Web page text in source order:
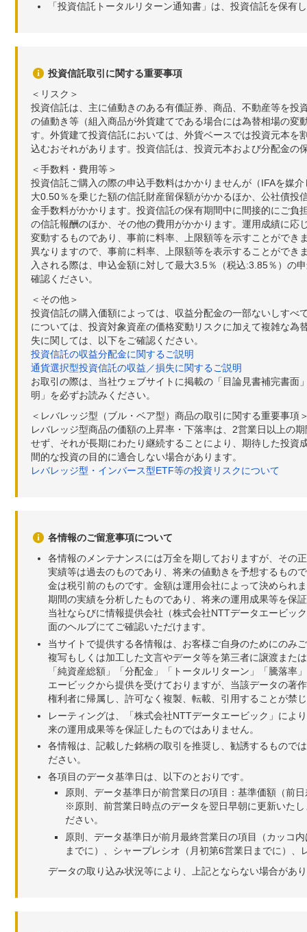
「投資信託トータルリターン通知書」は、投資信託を保有
投資信託取引に関する重要事項
＜リスク＞
投資信託は、主に値動きのある有価証券、商品、不動産等を
の値動き等（組入商品が外貨建てである場合には為替相場の
す。外貨建て投資信託においては、外貨ベースでは投資元本
込むおそれがあります。投資信託は、投資元本および分配金の
＜手数料・費用等＞
投資信託ご購入の際の申込手数料はかかりませんが（IFAを媒
大0.50％を乗じた額の信託財産留保額がかかるほか、公社債
金手数料がかかります。投資信託の保有期間中に間接的にご
の信託報酬のほか、その他の費用がかかります。運用成績に
変動するものであり、事前に料率、上限額等を示すことがで
異なりますので、事前に料率、上限額等を表示することがで
入される際は、申込金額に対して最大3.5％（税込:3.85％）の
確認ください。
＜その他＞
投資信託の購入価額によっては、収益分配金の一部ないしす
については、投資対象資産の価格変動リスクに加えて複雑な
失に関しては、以下をご確認ください。
投資信託の収益分配金に関するご説明
通貨選択型投資信託の収益／損失に関するご説明
お取引の際は、当社ウェブサイトに掲載の「目論見書補完書
明」を必ずお読みください。
＜レバレッジ型（ブル・ベア型）商品の取引に関する重要事項
レバレッジ型商品の価額の上昇率・下落率は、2営業日以上の
せず、それが長期にわたり継続することにより、期待した投
間的な投資の目的に適合しない場合があります。
レバレッジ型・インバース型ETF等の投資リスクについて
各情報のご留意事項について
各情報のメンテナンスには万全を期しておりますが、その
実績等は過去のものであり、将来の値動きを予想するもの
金は税引前のものです。金額は運用会社によって決められ
期間の実績を分析したものであり、将来の運用成果等を保
当社ならびに情報提供会社（株式会社NTTデータエービッ
面のヘルプにてご確認いただけます。
当サイトで提供する各情報は、お客様ご自身のためにのみ
複写もしくは加工した文言やデータ等を第三者に譲渡また
「純資産総額」「分配金」「トータルリターン」「騰落
エービックから提供を受けておりますが、当該データの著
権利者に帰属し、許可なく複製、転載、引用することが禁
レーティングは、「株式会社NTTデータエービック」によ
来の運用成果等を保証したものではありません。
各情報は、記載した銘柄の取引を推奨し、勧誘するもので
ださい。
各項目のデータ基準日は、以下のとおりです。
原則、データ基準日が前営業日の項目：基準価額（前
※原則、前営業日時点のデータを翌日早朝に更新いた
ださい。
原則、データ基準日が前月最終営業日の項目（カッコ
までに）、シャープレシオ（月初第6営業日までに）
データの取り込み状況等により、上記とならない場合があ